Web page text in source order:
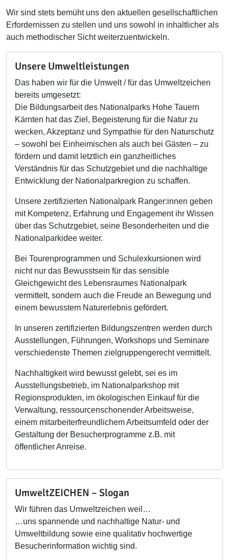
Wir sind stets bemüht uns den aktuellen gesellschaftlichen
Erfordernissen zu stellen und uns sowohl in inhaltlicher als
auch methodischer Sicht weiterzuentwickeln.
Unsere Umweltleistungen
Das haben wir für die Umwelt / für das Umweltzeichen
bereits umgesetzt:
Die Bildungsarbeit des Nationalparks Hohe Tauern
Kärnten hat das Ziel, Begeisterung für die Natur zu
wecken, Akzeptanz und Sympathie für den Naturschutz
– sowohl bei Einheimischen als auch bei Gästen – zu
fördern und damit letztlich ein ganzheitliches
Verständnis für das Schutzgebiet und die nachhaltige
Entwicklung der Nationalparkregion zu schaffen.
Unsere zertifizierten Nationalpark Ranger:innen geben
mit Kompetenz, Erfahrung und Engagement ihr Wissen
über das Schutzgebiet, seine Besonderheiten und die
Nationalparkidee weiter.
Bei Tourenprogrammen und Schulexkursionen wird
nicht nur das Bewusstsein für das sensible
Gleichgewicht des Lebensraumes Nationalpark
vermittelt, sondern auch die Freude an Bewegung und
einem bewusstem Naturerlebnis gefördert.
In unseren zertifizierten Bildungszentren werden durch
Ausstellungen, Führungen, Workshops und Seminare
verschiedenste Themen zielgruppengerecht vermittelt.
Nachhaltigkeit wird bewusst gelebt, sei es im
Ausstellungsbetrieb, im Nationalparkshop mit
Regionsprodukten, im ökologischen Einkauf für die
Verwaltung, ressourcenschonender Arbeitsweise,
einem mitarbeiterfreundlichem Arbeitsumfeld oder der
Gestaltung der Besucherprogramme z.B. mit
öffentlicher Anreise.
UmweltZEICHEN – Slogan
Wir führen das Umweltzeichen weil…
…uns spannende und nachhaltige Natur- und
Umweltbildung sowie eine qualitativ hochwertige
Besucherinformation wichtig sind.